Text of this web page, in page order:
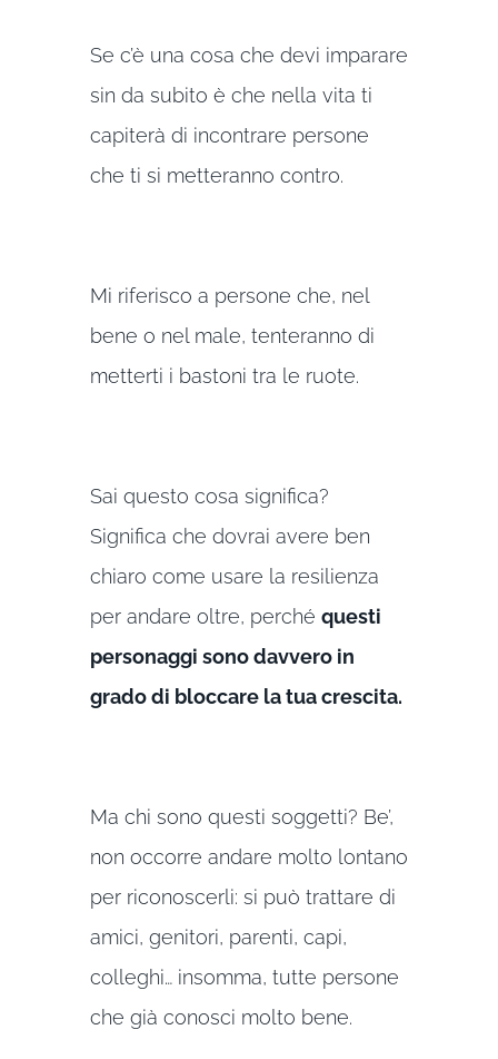
Se c’è una cosa che devi imparare
sin da subito è che nella vita ti
capiterà di incontrare persone
che ti si metteranno contro.
Mi riferisco a persone che, nel
bene o nel male, tenteranno di
metterti i bastoni tra le ruote.
Sai questo cosa significa?
Significa che dovrai avere ben
chiaro come usare la resilienza
per andare oltre, perché questi
personaggi sono davvero in
grado di bloccare la tua crescita.
Ma chi sono questi soggetti? Be’,
non occorre andare molto lontano
per riconoscerli: si può trattare di
amici, genitori, parenti, capi,
colleghi… insomma, tutte persone
che già conosci molto bene.